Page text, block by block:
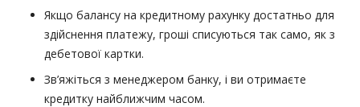
Якщо балансу на кредитному рахунку достатньо для
здійснення платежу, гроші списуються так само, як з
дебетової картки.
Зв’яжіться з менеджером банку, і ви отримаєте
кредитку найближчим часом.